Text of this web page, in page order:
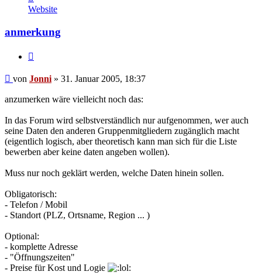
von
Jonni
Website
anmerkung
Beitrag
von Jonni » 31. Januar 2005, 18:37
anzumerken wäre vielleicht noch das:
In das Forum wird selbstverständlich nur aufgenommen, wer auch
seine Daten den anderen Gruppenmitgliedern zugänglich macht
(eigentlich logisch, aber theoretisch kann man sich für die Liste
bewerben aber keine daten angeben wollen).
Muss nur noch geklärt werden, welche Daten hinein sollen.
Obligatorisch:
- Telefon / Mobil
- Standort (PLZ, Ortsname, Region ... )
Optional:
- komplette Adresse
- "Öffnungszeiten"
- Preise für Kost und Logie